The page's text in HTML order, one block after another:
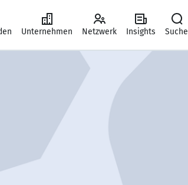
Unternehmen Netzwerk Insights Suche